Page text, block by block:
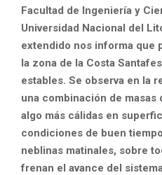
Facultad de Ingeniería y
Universidad Nacional del
extendido nos informa que
la zona de la Costa
estables. Se observa en la
una combinación de masas
algo más cálidas en
condiciones de buen
neblinas matinales, sobre
frenan el avance del